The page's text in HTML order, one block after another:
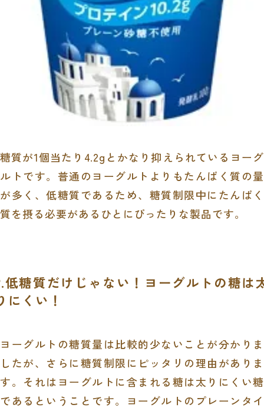
糖質が1個当たり 4.2g とかなり抑えられているヨーグ
ルトです。普通のヨーグルトよりもたんぱく質の量
が多く、低糖質であるため、糖質制限中にたんぱく
質を摂る必要があるひとにぴったりな製品です。
低糖質だけじゃない！ヨーグルトの糖は
にくい！
ヨーグルトの糖質量は比較的少ないことが分かりま
したが、さらに糖質制限にピッタリの理由がありま
す。それはヨーグルトに含まれる糖は太りにくい糖
であるということです。ヨーグルトのプレーンタイ